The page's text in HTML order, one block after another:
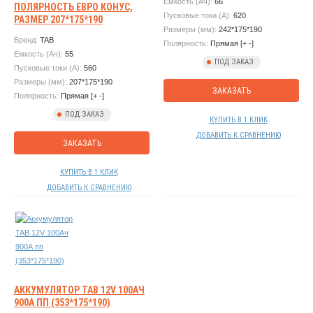
ПОЛЯРНОСТЬ ЕВРО КОНУС,
РАЗМЕР 207*175*190
Бренд: TAB
Емкость (Ач): 55
Пусковые токи (А): 560
Размеры (мм): 207*175*190
Полярность: Прямая [+ -]
ПОД ЗАКАЗ
ЗАКАЗАТЬ
КУПИТЬ В 1 КЛИК
ДОБАВИТЬ К СРАВНЕНИЮ
Пусковые токи (А): 620
Размеры (мм): 242*175*190
Полярность: Прямая [+ -]
ПОД ЗАКАЗ
ЗАКАЗАТЬ
КУПИТЬ В 1 КЛИК
ДОБАВИТЬ К СРАВНЕНИЮ
АККУМУЛЯТОР TAB 12V 100АЧ
900А ПП (353*175*190)